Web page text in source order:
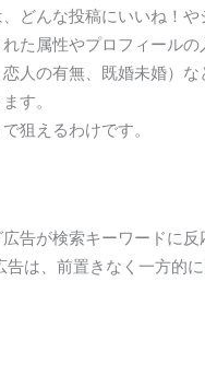
どんな投稿にいいね！や
た属性やプロフィールの
人の有無、既婚未婚）な
す。
狙えるわけです。
広告が検索キーワードに反
告は、前置きなく一方的